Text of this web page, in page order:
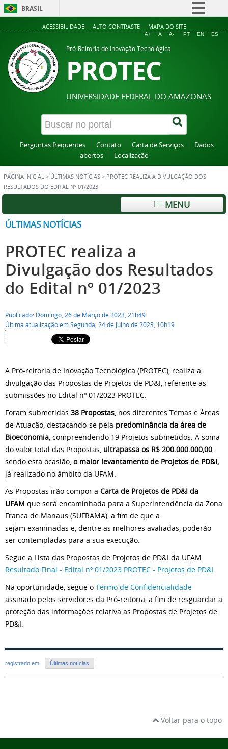
BRASIL
Simplifique!
Acesso à informação
ACESSIBILIDADE ALTO CONTRASTE MAPA DO SITE
A+ A A- PT EN ES
Pró-Reitoria de Inovação Tecnológica
PROTEC
UNIVERSIDADE FEDERAL DO AMAZONAS
Perguntas frequentes Contato Carta de Serviços
Dados
abertos
Localização
PÁGINA INICIAL > ÚLTIMAS NOTÍCIAS > PROTEC REALIZA A DIVULGAÇÃO DOS
RESULTADOS DO EDITAL Nº 01/2023
MENU
ÚLTIMAS NOTÍCIAS
PROTEC realiza a
Divulgação dos Resultados
do Edital nº 01/2023
Publicado: Domingo, 26 de Março de 2023, 21h49
Última atualização em Segunda, 24 de Julho de 2023, 10h19
A Pró-reitoria de Inovação Tecnológica (PROTEC), realiza a
divulgação das Propostas de Projetos de PD&I, referente as
submissões no Edital nº 01/2023 PROTEC.
Foram submetidas 38 Propostas, nos diferentes Temas e Áreas
de Atuação, destacando-se pela predominância da área de
Bioeconomia, compreendendo 19 Projetos submetidos. A soma
do valor total das Propostas, ultrapassa os R$ 200.000.000,00,
sendo esta ocasião, o maior levantamento de Projetos de PD&I,
já realizado no âmbito da UFAM.
As Propostas irão compor a Carta de Projetos de PD&I da
UFAM que será encaminhada para a Superintendência da Zona
Franca de Manaus (SUFRAMA), a fim de que a
sejam examinadas e, dentre as melhores avaliadas, poderão
ser contempladas para a sua execução.
Segue a Lista das Propostas de Projetos de PD&I da UFAM:
Resultado Final - Edital nº 01/2023 PROTEC - Projetos de PD&I
Na oportunidade, segue o Termo de Confidencialidade
assinado pelos servidores da Pró-reitoria, a fim de resguardar a
proteção das informações relativa as Propostas de Projetos de
PD&I.
registrado em: Últimas notícias
Voltar para o topo